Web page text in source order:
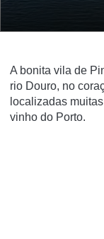
A bonita vila de
rio Douro, no
localizadas
vinho do Porto.